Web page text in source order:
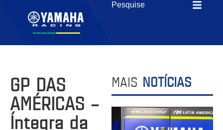
GP DAS
AMÉRICAS –
Íntegra da
MAIS NOTÍCIAS